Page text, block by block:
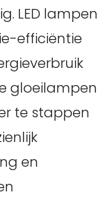
LED lampen
efficiëntie
gloeilampen
te stappen
en